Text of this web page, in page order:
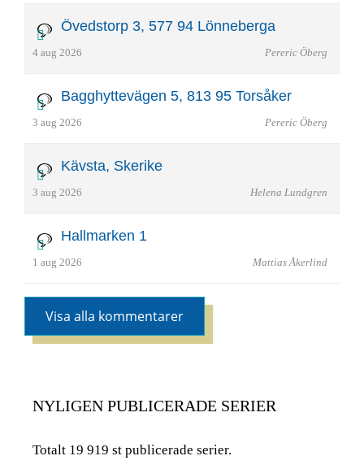
Övedstorp 3, 577 94 Lönneberga
4 aug 2026 Pereric Öberg
Bagghyttevägen 5, 813 95 Torsåker
3 aug 2026 Pereric Öberg
Kävsta, Skerike
3 aug 2026 Helena Lundgren
Hallmarken 1
1 aug 2026 Mattias Åkerlind
Visa alla kommentarer
NYLIGEN PUBLICERADE SERIER
Totalt 19 919 st publicerade serier.